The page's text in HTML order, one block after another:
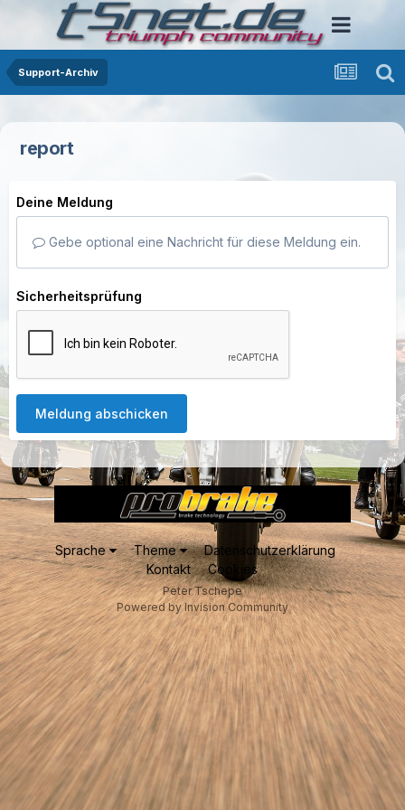
Support-Archiv
report
Deine Meldung
Gebe optional eine Nachricht für diese Meldung ein.
Sicherheitsprüfung
Meldung abschicken
Sprache Theme
Datenschutzerklärung
Kontakt
Cookies
Peter Tschepe
Powered by Invision Community